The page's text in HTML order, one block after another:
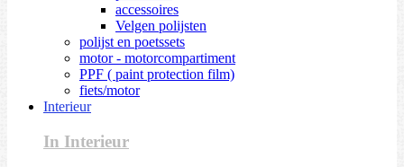
accessoires
Velgen polijsten
polijst en poetssets
motor - motorcompartiment
PPF ( paint protection film)
fiets/motor
Interieur
In Interieur